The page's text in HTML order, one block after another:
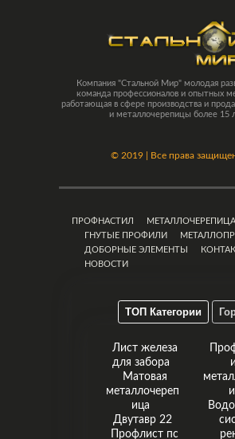
Компания "Стальной Мир" молодая
команда профессионалов и опытных
работающая в сфере производства и
и металлочерепицы более 15
© 2019 | Все права
ПРОФНАСТИЛ
МЕТАЛЛОЧЕРЕПИЦА
ГНУТЫЕ ПРОФИЛИ
ДОБОРНЫЕ ЭЛЕМЕНТЫ
НОВОСТИ
ТОП Категории
Лист железа
для забора
Матовая
металлочереп
ица
Двутавр 22
Профлист пс